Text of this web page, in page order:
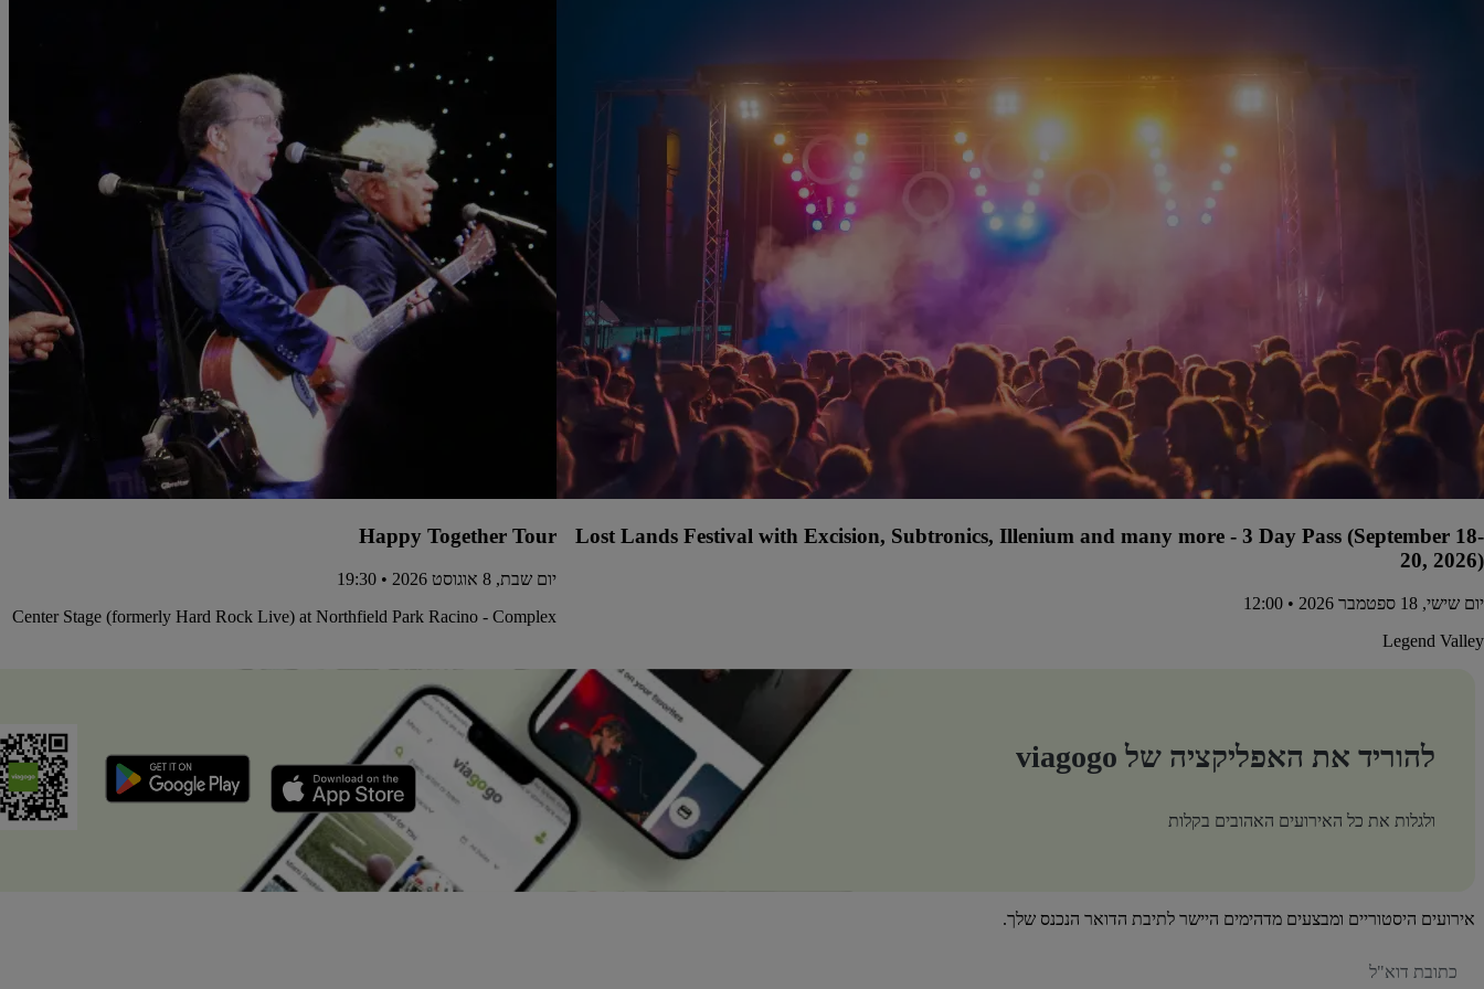
Lost Lands Festival with Excision, Subtronics, Illenium and many more - 3 Day Pass (September 18-
20, 2026)
יום שישי, 18 ספטמבר 2026 • 12:00
Legend Valley
Happy Together Tour
יום שבת, 8 אוגוסט 2026 • 19:30
Center Stage (formerly Hard Rock Live) at Northfield Park Racino - Complex
להוריד את האפליקציה של viagogo
ולגלות את כל האירועים האהובים בקלות
אירועים היסטוריים ומבצעים מדהימים היישר לתיבת הדואר הנכנס שלך.
שלכם